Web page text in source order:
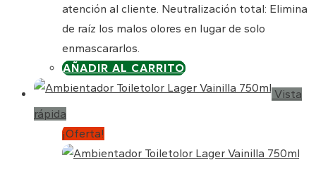
atención al cliente. Neutralización total: Elimina
de raíz los malos olores en lugar de solo
enmascararlos.
AÑADIR AL CARRITO
Vista
rápida
¡Oferta!